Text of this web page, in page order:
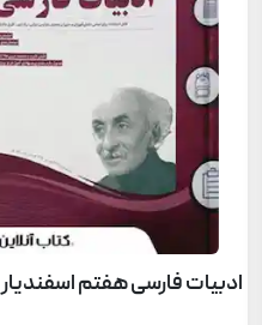
ادبیات فارسی هفتم اسفندیار